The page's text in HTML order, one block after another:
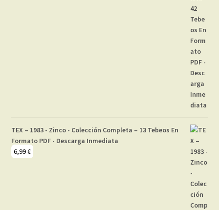
TEX – 1983 - Zinco - Colección Completa – 13 Tebeos En
Formato PDF - Descarga Inmediata
6,99€